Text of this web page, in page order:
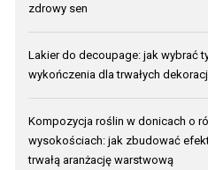
zdrowy sen
Lakier do decoupage: jak wybrać
wykończenia dla trwałych
Kompozycja roślin w donicach o
wysokościach: jak zbudować
trwałą aranżację warstwową